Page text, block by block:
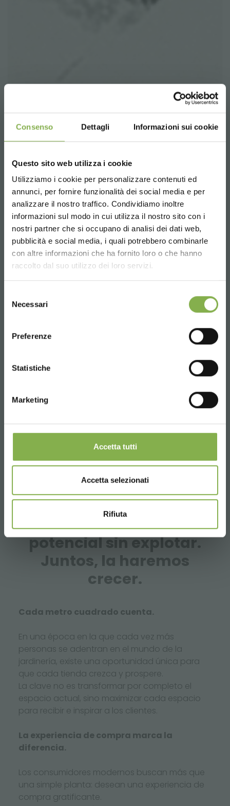
Consenso Dettagli Informazioni sui cookie
Questo sito web utilizza i cookie
Utilizziamo i cookie per personalizzare contenuti ed
annunci, per fornire funzionalità dei social media e per
analizzare il nostro traffico. Condividiamo inoltre
informazioni sul modo in cui utilizza il nostro sito con i
nostri partner che si occupano di analisi dei dati web,
pubblicità e social media, i quali potrebbero combinarle
con altre informazioni che ha fornito loro o che hanno
raccolto dal suo utilizzo dei loro servizi.
delNecessari
Preferenze
Statistiche
Marketing
Accetta tutti
Accetta selezionati
Rifiuta
INSPIRACIÓN | PROYECTO | RENOVACIÓN
Tu tienda tiene
potencial sin explotar.
Juntos, la haremos
crecer.
Cada metro cuadrado cuenta.
En una época en la que cada vez más
personas se adentran en el mundo de la
jardinería, existe una oportunidad única para
que cada tienda crezca y prospere.
La clave no es transformar por completo el
espacio actual, sino maximizar cada espacio
para recibir e inspirar a los clientes.
La experiencia de compra marca la
diferencia.
Los consumidores modernos buscan más que
una simple planta: desean una experiencia de
compra gratificante.
Choose the country you are in and your
language for a better browsing experience